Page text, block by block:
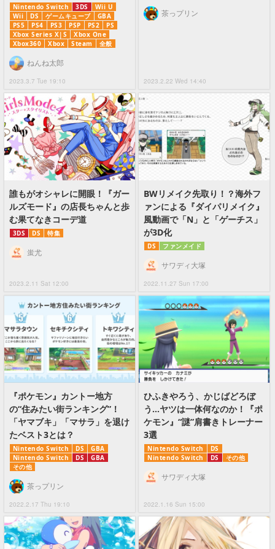
Nintendo Switch 3DS
Wii U
Wii
DS ゲームキューブ
GBA
PS5
PS4 PS3 PSP PS2
PS
Xbox Series X|S
Xbox One
Xbox360
Xbox Steam 全般
2023.3.7 Tue 19:10
ねんね太郎
2023.2.22 Wed 14:40
茶っプリン
誰もがオシャレに開眼！『ガー
ルズモード』の店長ちゃんと歩
む果てなきコーデ道
3DS DS 特集
2023.2.11 Sat 12:00
蚩尤
BWリメイク先取り！？海外フ
ァンによる『ダイパリメイク』
風動画で「N」と「ゲーチス」
が3D化
DS ファンメイド
2022.11.27 Sun 17:00
サワディ大塚
『ポケモン』カントー地方
の“住みたい街ランキング”！
「ヤマブキ」「マサラ」を退け
たベスト3とは？
Nintendo Switch DS
GBA
Nintendo Switch
DS
GBA
その他
2022.2.17 Thu 19:10
茶っプリン
ひふきやろう、かじばどろぼ
う…ヤツは一体何なのか！『ポ
ケモン』“謎”肩書きトレーナー
3選
Nintendo Switch
DS
Nintendo Switch
DS その他
2022.1.16 Sun 15:00
サワディ大塚